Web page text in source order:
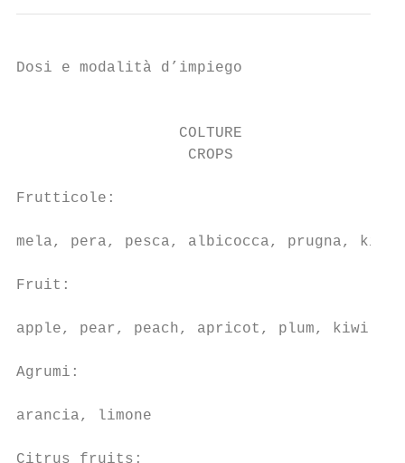
Dosi e modalità d’impiego
COLTURE
CROPS
Frutticole:
mela, pera, pesca, albicocca, prugna, kiwi
Fruit:
apple, pear, peach, apricot, plum, kiwi
Agrumi:
arancia, limone
Citrus fruits: